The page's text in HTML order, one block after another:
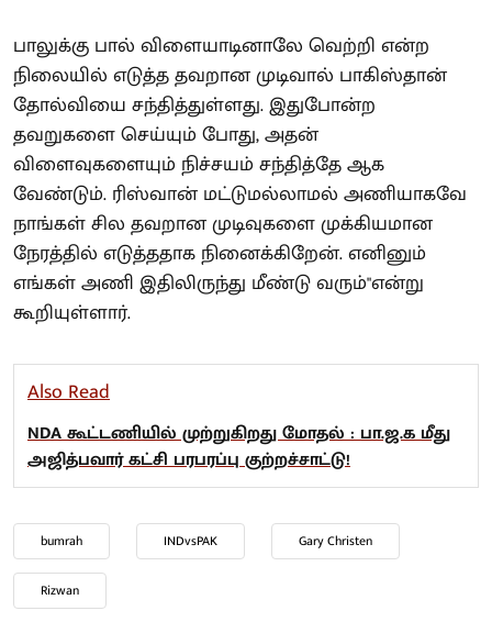
பாலுக்கு பால் விளையாடினாலே வெற்றி என்ற
நிலையில் எடுத்த தவறான முடிவால் பாகிஸ்தான்
தோல்வியை சந்தித்துள்ளது. இதுபோன்ற
தவறுகளை செய்யும் போது, அதன்
விளைவுகளையும் நிச்சயம் சந்தித்தே ஆக
வேண்டும். ரிஸ்வான் மட்டுமல்லாமல் அணியாகவே
நாங்கள் சில தவறான முடிவுகளை முக்கியமான
நேரத்தில் எடுத்ததாக நினைக்கிறேன். எனினும்
எங்கள் அணி இதிலிருந்து மீண்டு வரும்"என்று
கூறியுள்ளார்.
Also Read
NDA கூட்டணியில் முற்றுகிறது மோதல் : பா.ஜ.க மீது
அஜித்பவார் கட்சி பரபரப்பு குற்றச்சாட்டு!
bumrah INDvsPAK Gary Christen
Rizwan